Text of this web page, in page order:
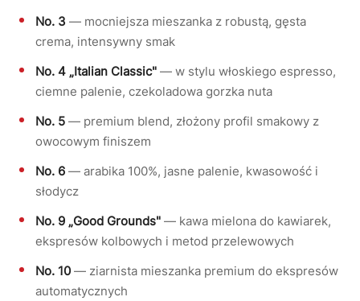
No. 3 — mocniejsza mieszanka z robustą, gęsta
crema, intensywny smak
No. 4 „Italian Classic" — w stylu włoskiego espresso,
ciemne palenie, czekoladowa gorzka nuta
No. 5 — premium blend, złożony profil smakowy z
owocowym finiszem
No. 6 — arabika 100%, jasne palenie, kwasowość i
słodycz
No. 9 „Good Grounds" — kawa mielona do kawiarek,
ekspresów kolbowych i metod przelewowych
No. 10 — ziarnista mieszanka premium do ekspresów
automatycznych